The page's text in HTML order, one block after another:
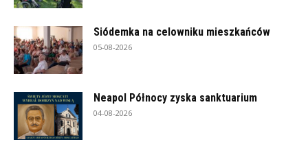
Siódemka na celowniku mieszkańców
05-08-2026
Neapol Północy zyska sanktuarium
04-08-2026